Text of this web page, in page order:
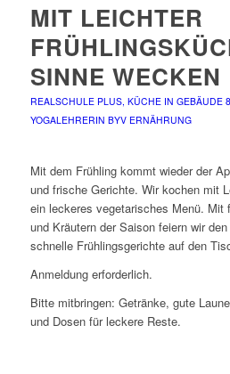
MIT LEICHTER
SINNE WECKEN
REALSCHULE PLUS, KÜCHE IN GEBÄUDE 8
YOGALEHRERIN BYV ERNÄHRUNG
Mit dem Frühling kommt wieder der
und frische Gerichte. Wir kochen mit
ein leckeres vegetarisches Menü. Mit
und Kräutern der Saison feiern wir
schnelle Frühlingsgerichte auf den
Anmeldung erforderlich.
Bitte mitbringen: Getränke, gute
und Dosen für leckere Reste.